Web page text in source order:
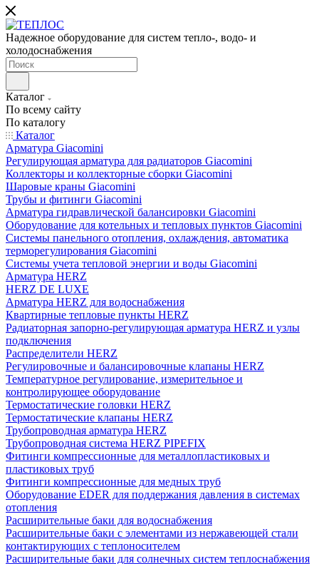
Надежное оборудование для систем тепло-, водо- и
холодоснабжения
Каталог
По всему сайту
По каталогу
Каталог
Арматура Giacomini
Регулирующая арматура для радиаторов Giacomini
Коллекторы и коллекторные сборки Giacomini
Шаровые краны Giacomini
Трубы и фитинги Giacomini
Арматура гидравлической балансировки Giacomini
Оборудование для котельных и тепловых пунктов Giacomini
Системы панельного отопления, охлаждения, автоматика
терморегулирования Giacomini
Системы учета тепловой энергии и воды Giacomini
Арматура HERZ
HERZ DE LUXE
Арматура HERZ для водоснабжения
Квартирные тепловые пункты HERZ
Радиаторная запорно-регулирующая арматура HERZ и узлы
подключения
Распределители HERZ
Регулировочные и балансировочные клапаны HERZ
Температурное регулирование, измерительное и
контролирующее оборудование
Термостатические головки HERZ
Термостатические клапаны HERZ
Трубопроводная арматура HERZ
Трубопроводная система HERZ PIPEFIX
Фитинги компрессионные для металлопластиковых и
пластиковых труб
Фитинги компрессионные для медных труб
Оборудование EDER для поддержания давления в системах
отопления
Расширительные баки для водоснабжения
Расширительные баки с элементами из нержавеющей стали
контактирующих с теплоносителем
Расширительные баки для солнечных систем теплоснабжения